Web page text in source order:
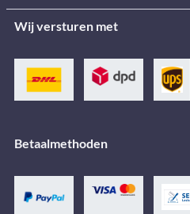
Wij versturen met
Betaalmethoden